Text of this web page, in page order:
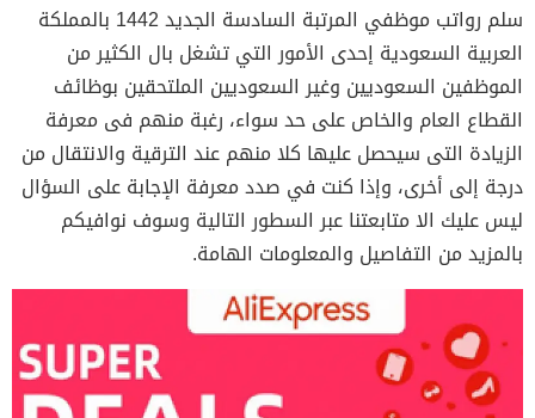
سلم رواتب موظفي المرتبة السادسة الجديد 1442 بالمملكة
العربية السعودية إحدى الأمور التي تشغل بال الكثير من
الموظفين السعوديين وغير السعوديين الملتحقين بوظائف
القطاع العام والخاص على حد سواء، رغبة منهم فى معرفة
الزيادة التى سيحصل عليها كلا منهم عند الترقية والانتقال من
درجة إلى أخرى، وإذا كنت في صدد معرفة الإجابة على السؤال
ليس عليك الا متابعتنا عبر السطور التالية وسوف نوافيكم
بالمزيد من التفاصيل والمعلومات الهامة.